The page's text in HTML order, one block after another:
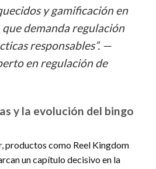
y gamificación en
demanda regulación
responsables”. —
en regulación de
y la evolución del bingo
productos como Reel Kingdom
un capítulo decisivo en la